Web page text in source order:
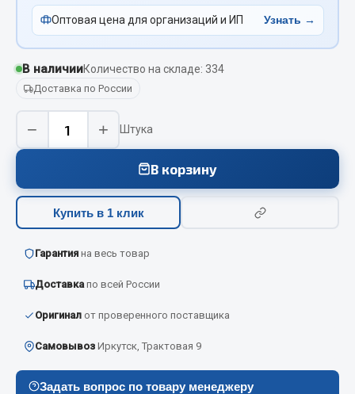
Вентиляторы кабины
Показать ещё
Масла
Охладжающие жидкости
Гайки
Оптовая цена для организаций и ИП Узнать →
В наличииКоличество на складе: 334
Доставка по России
− + Штука
В корзину
Купить в 1 клик
Гарантия на весь товар
Доставкапо всей России
Оригинал от проверенного поставщика
Самовывоз Иркутск, Трактовая 9
Задать вопрос по товару менеджеру